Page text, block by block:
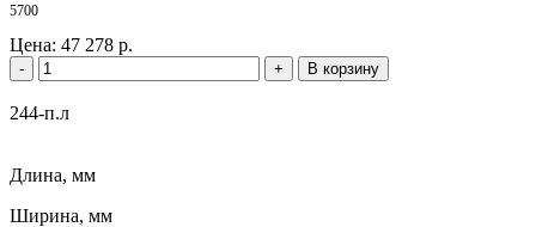
5700
Цена: 47 278 р.
- + В корзину
244-п.л
Длина, мм
Ширина, мм